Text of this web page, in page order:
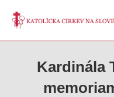
Kardinála